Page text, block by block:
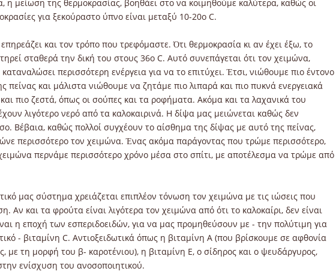
η μείωση της θερμοκρασίας, βοηθάει στο να κοιμηθούμε καλύτερα, καθώς οι
για ξεκούραστο ύπνο είναι μεταξύ 10-20ο C.
και τον τρόπο που τρεφόμαστε. Ότι θερμοκρασία κι αν έχει έξω, το
σταθερά την δική του στους 36ο C. Αυτό συνεπάγεται ότι τον χειμώνα,
καταναλώσει περισσότερη ενέργεια για να το επιτύχει. Έτσι, νιώθουμε πιο έντονο
πείνας και μάλιστα νιώθουμε να ζητάμε πιο λιπαρά και πιο πυκνά ενεργειακά
πιο ζεστά, όπως οι σούπες και τα ροφήματα. Ακόμα και τα λαχανικά του
λιγότερο νερό από τα καλοκαιρινά. Η δίψα μας μειώνεται καθώς δεν
Βέβαια, καθώς πολλοί συγχέουν το αίσθημα της δίψας με αυτό της πείνας,
περισσότερο τον χειμώνα. Ένας ακόμα παράγοντας που τρώμε περισσότερο,
χειμώνα περνάμε περισσότερο χρόνο μέσα στο σπίτι, με αποτέλεσμα να τρώμε από
μας σύστημα χρειάζεται επιπλέον τόνωση τον χειμώνα με τις ιώσεις που
Αν και τα φρούτα είναι λιγότερα τον χειμώνα από ότι το καλοκαίρι, δεν είναι
η εποχή των εσπεριδοειδών, για να μας προμηθεύσουν με - την πολύτιμη για
- βιταμίνη C. Αντιοξειδωτικά όπως η βιταμίνη Α (που βρίσκουμε σε αφθονία
με τη μορφή του β- καροτένιου), η βιταμίνη Ε, ο σίδηρος και ο ψευδάργυρος,
ενίσχυση του ανοσοποιητικού.